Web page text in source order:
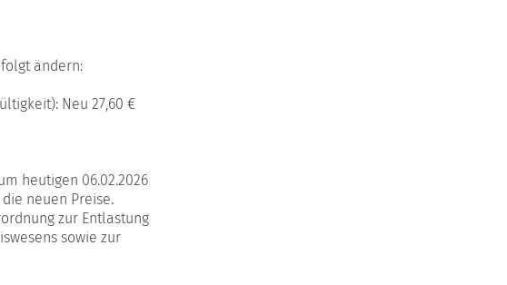
ändern:
Neu 27,60 €
heutigen 06.02.2026
neuen Preise.
zur Entlastung
sowie zur